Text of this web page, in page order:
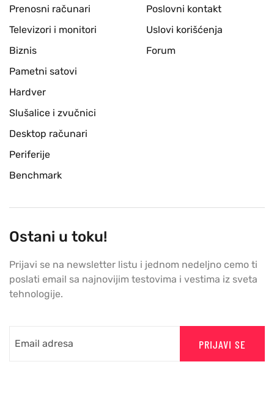
Prenosni računari
Televizori i monitori
Biznis
Pametni satovi
Hardver
Slušalice i zvučnici
Desktop računari
Periferije
Benchmark
Poslovni kontakt
Uslovi korišćenja
Forum
Ostani u toku!
Prijavi se na newsletter listu i jednom nedeljno cemo ti
poslati email sa najnovijim testovima i vestima iz sveta
tehnologije.
PRIJAVI SE